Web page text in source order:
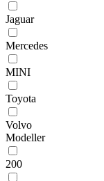
Jaguar
Mercedes
MINI
Toyota
Volvo
Modeller
200